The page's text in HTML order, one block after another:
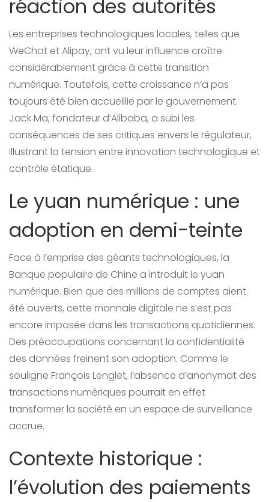
réaction des autorités
Les entreprises technologiques locales, telles que
WeChat et Alipay, ont vu leur influence croître
considérablement grâce à cette transition
numérique. Toutefois, cette croissance n’a pas
toujours été bien accueillie par le gouvernement.
Jack Ma, fondateur d’Alibaba, a subi les
conséquences de ses critiques envers le régulateur,
illustrant la tension entre innovation technologique et
contrôle étatique.
Le yuan numérique : une
adoption en demi-teinte
Face à l’emprise des géants technologiques, la
Banque populaire de Chine a introduit le yuan
numérique. Bien que des millions de comptes aient
été ouverts, cette monnaie digitale ne s’est pas
encore imposée dans les transactions quotidiennes.
Des préoccupations concernant la confidentialité
des données freinent son adoption. Comme le
souligne François Lenglet, l’absence d’anonymat des
transactions numériques pourrait en effet
transformer la société en un espace de surveillance
accrue.
Contexte historique :
l’évolution des paiements